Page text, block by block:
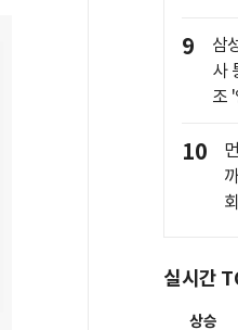
9
삼
사
조
10
실시간
상승